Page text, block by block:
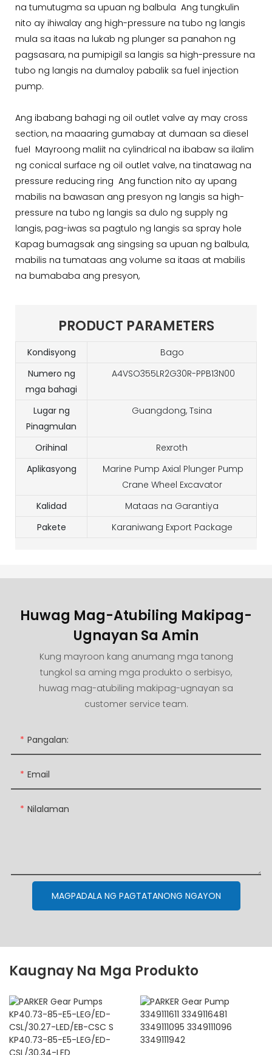
na tumutugma sa upuan ng balbula Ang tungkulin
nito ay ihiwalay ang high-pressure na tubo ng langis
mula sa itaas na lukab ng plunger sa panahon ng
pagsasara, na pumipigil sa langis sa high-pressure na
tubo ng langis na dumaloy pabalik sa fuel injection
pump.
Ang ibabang bahagi ng oil outlet valve ay may cross
section, na maaaring gumabay at dumaan sa diesel
fuel Mayroong maliit na cylindrical na ibabaw sa ilalim
ng conical surface ng oil outlet valve, na tinatawag na
pressure reducing ring Ang function nito ay upang
mabilis na bawasan ang presyon ng langis sa high-
pressure na tubo ng langis sa dulo ng supply ng
langis, pag-iwas sa pagtulo ng langis sa spray hole
Kapag bumagsak ang singsing sa upuan ng balbula,
mabilis na tumataas ang volume sa itaas at mabilis
na bumababa ang presyon,
PRODUCT PARAMETERS
Kondisyong
Bago
Numero ng
mga bahagi
A4VSO355LR2G30R-PPB13N00
Lugar ng
Pinagmulan
Guangdong, Tsina
Orihinal
Rexroth
Aplikasyong
Marine Pump Axial Plunger Pump
Crane Wheel Excavator
Kalidad
Mataas na Garantiya
Pakete
Karaniwang Export Package
Huwag Mag-Atubiling Makipag-
Ugnayan Sa Amin
Kung mayroon kang anumang mga tanong
tungkol sa aming mga produkto o serbisyo,
huwag mag-atubiling makipag-ugnayan sa
customer service team.
Pangalan:
Email
Nilalaman
MAGPADALA NG PAGTATANONG NGAYON
Kaugnay Na Mga Produkto